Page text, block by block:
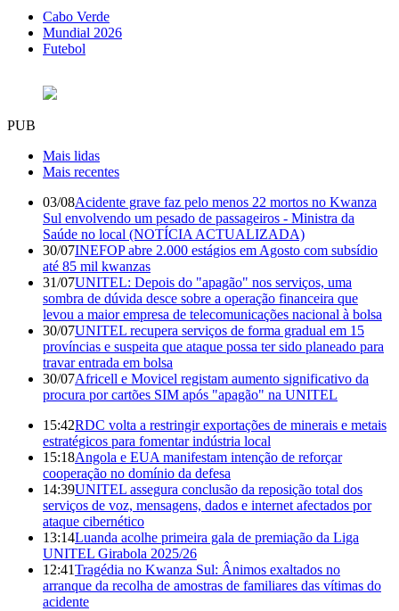
Cabo Verde
Mundial 2026
Futebol
PUB
Mais lidas
Mais recentes
03/08Acidente grave faz pelo menos 22 mortos no Kwanza
Sul envolvendo um pesado de passageiros - Ministra da
Saúde no local (NOTÍCIA ACTUALIZADA)
30/07INEFOP abre 2.000 estágios em Agosto com subsídio
até 85 mil kwanzas
31/07UNITEL: Depois do "apagão" nos serviços, uma
sombra de dúvida desce sobre a operação financeira que
levou a maior empresa de telecomunicações nacional à bolsa
30/07UNITEL recupera serviços de forma gradual em 15
províncias e suspeita que ataque possa ter sido planeado para
travar entrada em bolsa
30/07Africell e Movicel registam aumento significativo da
procura por cartões SIM após "apagão" na UNITEL
15:42RDC volta a restringir exportações de minerais e metais
estratégicos para fomentar indústria local
15:18Angola e EUA manifestam intenção de reforçar
cooperação no domínio da defesa
14:39UNITEL assegura conclusão da reposição total dos
serviços de voz, mensagens, dados e internet afectados por
ataque cibernético
13:14Luanda acolhe primeira gala de premiação da Liga
UNITEL Girabola 2025/26
12:41Tragédia no Kwanza Sul: Ânimos exaltados no
arranque da recolha de amostras de familiares das vítimas do
acidente